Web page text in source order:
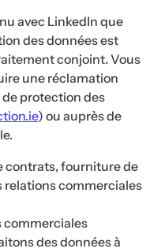
avec LinkedIn que
des données est
conjoint. Vous
une réclamation
protection des
) ou auprès de
contrats, fourniture de
relations commerciales
commerciales
des données à